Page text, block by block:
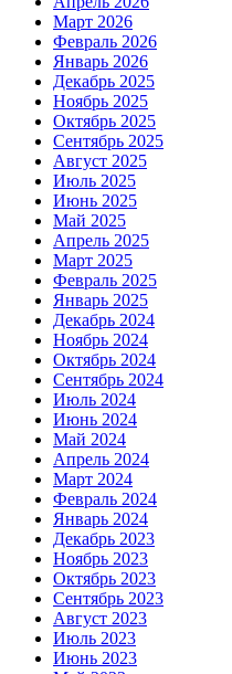
Март 2026
Февраль 2026
Январь 2026
Декабрь 2025
Ноябрь 2025
Октябрь 2025
Сентябрь 2025
Август 2025
Июль 2025
Июнь 2025
Май 2025
Апрель 2025
Март 2025
Февраль 2025
Январь 2025
Декабрь 2024
Ноябрь 2024
Октябрь 2024
Сентябрь 2024
Июль 2024
Июнь 2024
Май 2024
Апрель 2024
Март 2024
Февраль 2024
Январь 2024
Декабрь 2023
Ноябрь 2023
Октябрь 2023
Сентябрь 2023
Август 2023
Июль 2023
Июнь 2023